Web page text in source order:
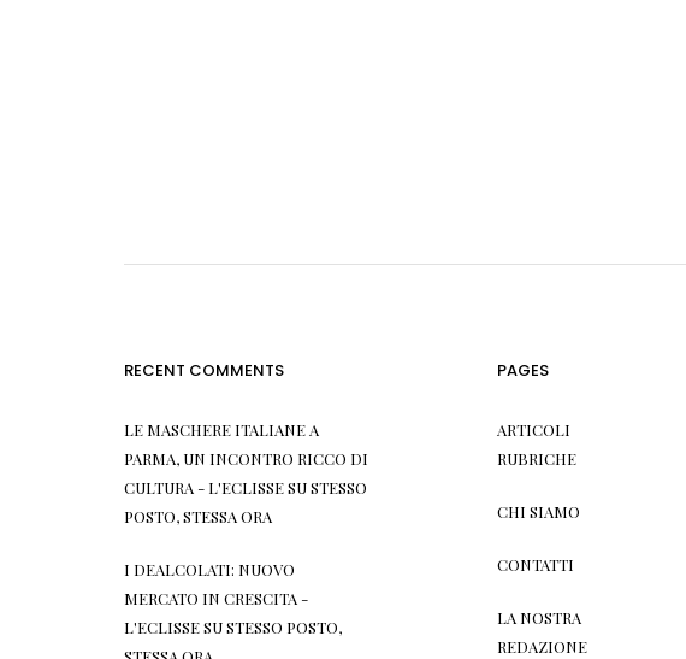
RECENT COMMENTS
LE MASCHERE ITALIANE A
PARMA, UN INCONTRO RICCO DI
CULTURA - L'ECLISSESUSTESSO
POSTO, STESSA ORA
I DEALCOLATI: NUOVO
MERCATO IN CRESCITA -
L'ECLISSESUSTESSO POSTO,
PAGES
ARTICOLI
RUBRICHE
CHI SIAMO
CONTATTI
LA NOSTRA
REDAZIONE